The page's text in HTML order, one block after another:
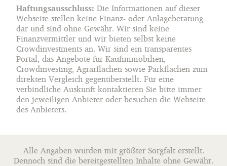
Haftungsausschluss: Die Informationen auf dieser
Webseite stellen keine Finanz- oder Anlageberatung
dar und sind ohne Gewähr. Wir sind keine
Finanzvermittler und wir bieten selbst keine
Crowdinvestments an. Wir sind ein transparentes
Portal, das Angebote für Kaufimmobilien,
Crowdinvesting, Agrarflächen sowie Parkflächen zum
direkten Vergleich gegenüberstellt. Für eine
verbindliche Auskunft kontaktieren Sie bitte immer
den jeweiligen Anbieter oder besuchen die Webseite
des Anbieters.
Alle Angaben wurden mit größter Sorgfalt erstellt.
Dennoch sind die bereitgestellten Inhalte ohne Gewähr.